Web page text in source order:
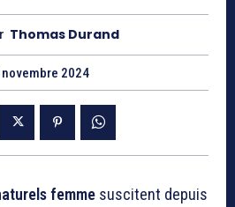
Thomas Durand
novembre 2024
femme suscitent depuis